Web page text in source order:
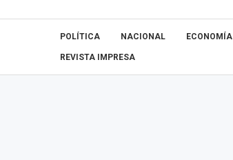
POLÍTICA NACIONAL ECONOMÍA
REVISTA IMPRESA